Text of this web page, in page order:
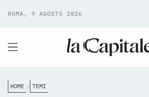
ROMA, 9 AGOSTO 2026
HOME TEMI